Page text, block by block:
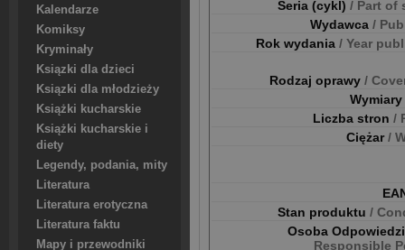
Kalendarze
Komiksy
Kryminały
Ksiązki dla dzieci
Ksiązki dla młodzieży
Książki kucharskie
Książki kucharskie i
diety
Legendy, podania, mity
Literatura
Literatura erotyczna
Literatura faktu
Mapy i przewodniki
Seria (cykl) / Part of
Wydawca /
Rok wydania / Year
Rodzaj oprawy /
Wymiary
Liczba stron /
Ciężar/
Stan produktu /
Osoba
Responsible